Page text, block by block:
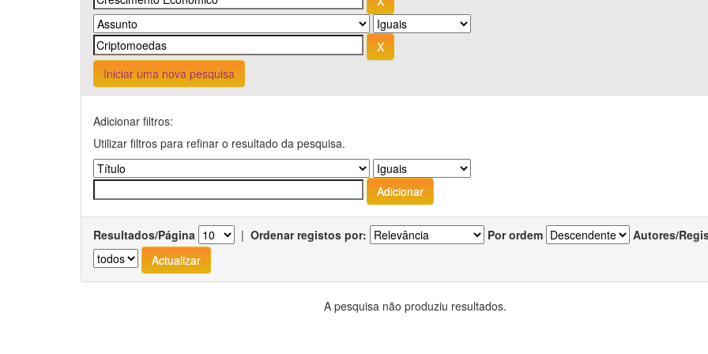
Iniciar uma nova pesquisa
Adicionar filtros:
Utilizar filtros para refinar o resultado da pesquisa.
Resultados/Página | Ordenar registos por: Por ordem Autores/
A pesquisa não produziu resultados.